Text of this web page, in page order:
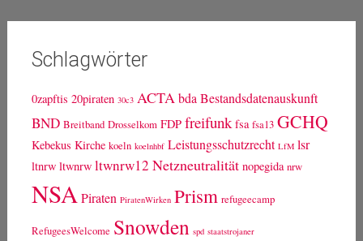
Schlagwörter
0zapftis 20piraten 30c3 ACTA bda Bestandsdatenauskunft
BND Breitband Drosselkom FDP freifunk fsa fsa13 GCHQ
Kebekus Kirche koeln koelnhbf Leistungsschutzrecht LfM lsr
ltnrw ltwnrw ltwnrw12 Netzneutralität nopegida nrw
NSA Piraten PiratenWirken Prism refugeecamp
RefugeesWelcome Snowden spd staatstrojaner